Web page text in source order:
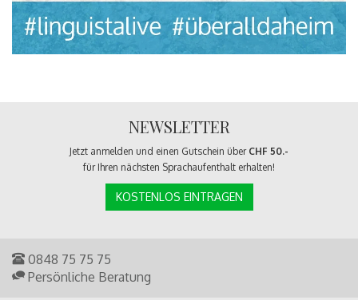
NEWSLETTER
Jetzt anmelden und einen Gutschein über CHF 50.-
für Ihren nächsten Sprachaufenthalt erhalten!
KOSTENLOS EINTRAGEN
0848 75 75 75
Persönliche Beratung